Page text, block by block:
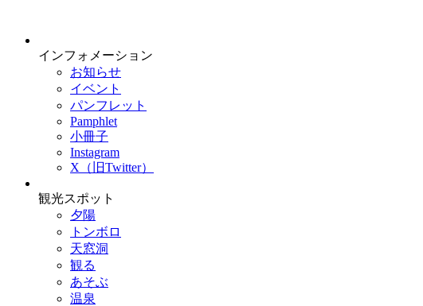
インフォメーション
お知らせ
イベント
パンフレット
Pamphlet
小冊子
Instagram
X（旧Twitter）
観光スポット
夕陽
トンボロ
天窓洞
観る
あそぶ
温泉